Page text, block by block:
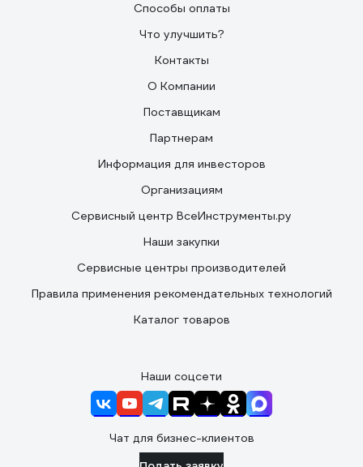
Способы оплаты
Что улучшить?
Контакты
О Компании
Поставщикам
Партнерам
Информация для инвесторов
Организациям
Сервисный центр ВсеИнструменты.ру
Наши закупки
Сервисные центры производителей
Правила применения рекомендательных технологий
Каталог товаров
Наши соцсети
Чат для бизнес-клиентов